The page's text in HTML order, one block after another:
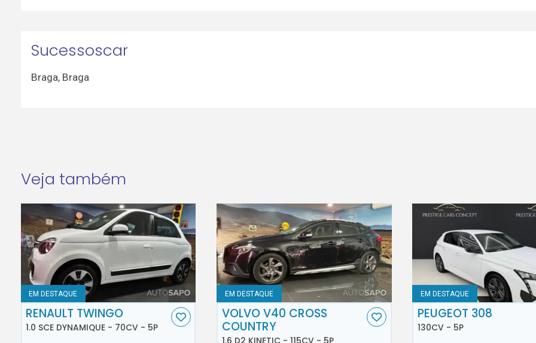
Sucessoscar
Braga, Braga
Veja também
EM DESTAQUE
RENAULT TWINGO
1.0 SCE DYNAMIQUE - 70CV - 5P
EM DESTAQUE
VOLVO V40 CROSS
COUNTRY
1.6 D2 KINETIC - 115CV - 5P
EM DESTAQUE
PEUGEOT 308
130CV - 5P